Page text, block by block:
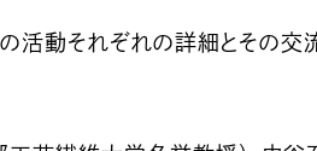
活動それぞれの詳細とその交